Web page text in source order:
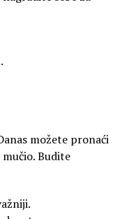
možete pronaći
Budite